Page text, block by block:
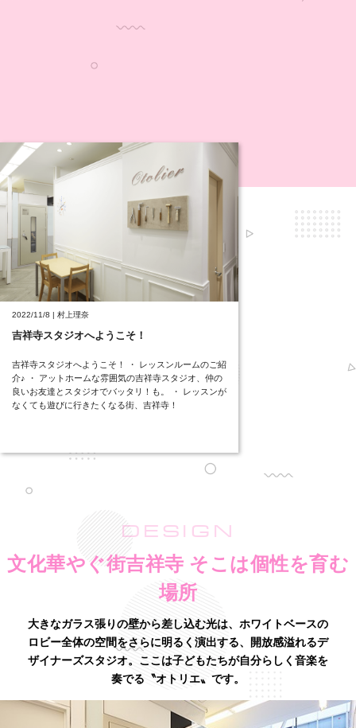
2022/11/8 | 村上理奈
吉祥寺スタジオへようこそ！
吉祥寺スタジオへようこそ！ ・ レッスンルームのご紹
介♪ ・ アットホームな雰囲気の吉祥寺スタジオ、仲の
良いお友達とスタジオでバッタリ！も。 ・ レッスンが
なくても遊びに行きたくなる街、吉祥寺！
DESIGN
文化華やぐ街吉祥寺 そこは個性を育む
場所
大きなガラス張りの壁から差し込む光は、ホワイトベースの
ロビー全体の空間をさらに明るく演出する、
開放感溢れるデ
ザイナーズスタジオ。ここは子どもたちが自分らしく音楽を
奏でる〝オトリエ〟です。